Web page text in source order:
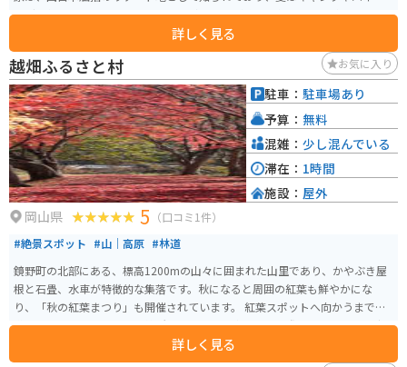
ング、冬はスキーやスノーボードなど、一年を通して楽しむことができます。
周辺には、蒜山酪農農業協同組合や蒜山ハーブガーデンなど、観光スポット
も充実しています。 バイクで訪れる場合、道の駅 蒜山高原はツーリングの休
憩場所としても最適です。蒜山高原は、ワインディングロードが続くことか
ら、多くのライダーに人気があります。周辺には、展望台や景勝地も多く、
ツーリングの目的地としてもおすすめです。道の駅では、蒜山高原の特産品
であるジャージー牛乳を使ったソフトクリームやヨーグルト、蒜山焼そばな
どが人気です。
詳しく見る
越畑ふるさと村 お気に入り
岡山県 5 （口コミ1件）
#絶景スポット #山｜高原 #林道
鏡野町の北部にある、標高1200mの山々に囲まれた山里であり、かやぶき屋
根と石畳、水車が特徴的な集落です。秋になると周囲の紅葉も鮮やかにな
り、「秋の紅葉まつり」も開催されています。 紅葉スポットへ向かうまでの
道で、すれ違いのできない箇所もあるため、車で訪れる際は、スピードの出
しすぎなどの運転には十分お気をつけください。バイクなら特に問題はあり
ません。
詳しく見る
駐車： 駐車場あり
予算： 無料
混雑： 少し混んでいる
滞在： 1時間
施設： 屋外